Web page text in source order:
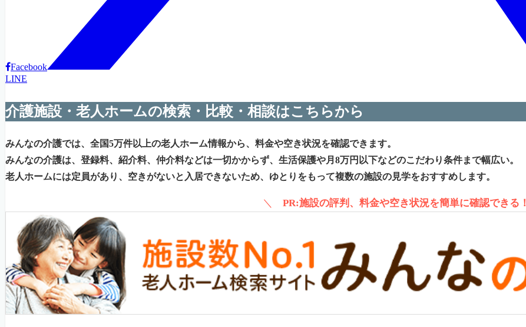
Facebook
LINE
介護施設・老人ホームの検索・比較・相談はこちらから
みんなの介護では、全国5万件以上の老人ホーム情報から、料金や空き状況を確認できます。
みんなの介護は、登録料、紹介料、仲介料などは一切かからず、生活保護や月8万円以下などのこだわり条件まで幅広い。
老人ホームには定員があり、空きがないと入居できないため、ゆとりをもって複数の施設の見学をおすすめします。
＼ PR:施設の評判、料金や空き状況を簡単に確認できる！